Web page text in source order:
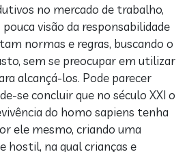
no mercado de trabalho,
visão da responsabilidade
normas e regras, buscando o
sem se preocupar em utilizar
alcançá-los. Pode parecer
se concluir que no século XXI o
do homo sapiens tenha
ele mesmo, criando uma
hostil, na qual crianças e